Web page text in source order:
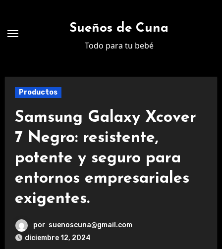
contenido
Sueños de Cuna
Todo para tu bebé
Productos
Samsung Galaxy Xcover
7 Negro: resistente,
potente y seguro para
entornos empresariales
exigentes.
por suenoscuna@gmail.com
diciembre 12, 2024